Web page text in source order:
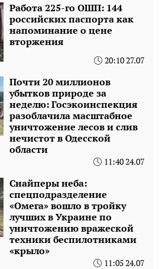
Работа 225-го ОШП: 144
российских паспорта как
напоминание о цене
вторжения
20:10 27.07
Почти 20 миллионов
убытков природе за
неделю: Госэкоинспекция
разоблачила масштабное
уничтожение лесов и слив
нечистот в Одесской
области
11:40 24.07
Снайперы неба:
спецподразделение
«Омега» вошло в тройку
лучших в Украине по
уничтожению вражеской
техники беспилотниками
«крыло»
11:05 24.07